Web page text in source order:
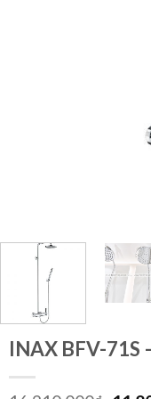
INAX BFV-71S